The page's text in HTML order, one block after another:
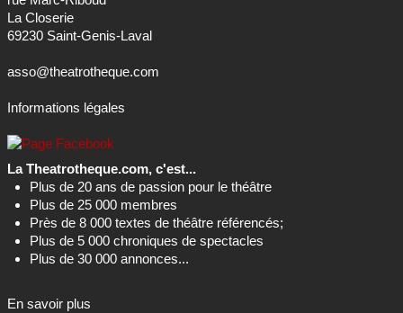
La Closerie
69230 Saint-Genis-Laval
asso@theatrotheque.com
Informations légales
La Theatrotheque.com, c'est...
Plus de 20 ans de passion pour le théâtre
Plus de 25 000 membres
Près de 8 000 textes de théâtre référencés;
Plus de 5 000 chroniques de spectacles
Plus de 30 000 annonces...
En savoir plus